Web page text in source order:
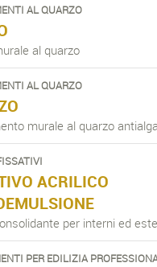
AL QUARZO
al quarzo
AL QUARZO
murale al quarzo antialga
ACRILICO
per interni ed
PER EDILIZIA